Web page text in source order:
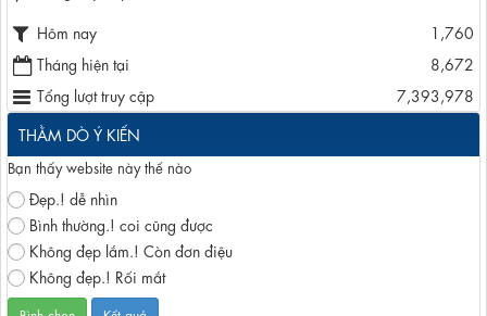
Hôm nay
1,760
Tháng hiện tại
8,672
Tổng lượt truy cập
7,393,978
THẰM DÒ Ý KIẾN
Bạn thấy website này thế nào
Đẹp.! dễ nhìn
Bình thường.! coi cũng được
Không đẹp lắm.! Còn đơn điệu
Không đẹp.! Rối mắt